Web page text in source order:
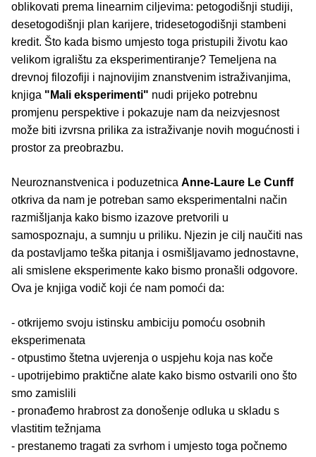
oblikovati prema linearnim ciljevima: petogodišnji studiji,
desetogodišnji plan karijere, tridesetogodišnji stambeni
kredit. Što kada bismo umjesto toga pristupili životu kao
velikom igralištu za eksperimentiranje? Temeljena na
drevnoj filozofiji i najnovijim znanstvenim istraživanjima,
knjiga "Mali eksperimenti" nudi prijeko potrebnu
promjenu perspektive i pokazuje nam da neizvjesnost
može biti izvrsna prilika za istraživanje novih mogućnosti i
prostor za preobrazbu.
Neuroznanstvenica i poduzetnica Anne-Laure Le Cunff
otkriva da nam je potreban samo eksperimentalni način
razmišljanja kako bismo izazove pretvorili u
samospoznaju, a sumnju u priliku. Njezin je cilj naučiti nas
da postavljamo teška pitanja i osmišljavamo jednostavne,
ali smislene eksperimente kako bismo pronašli odgovore.
Ova je knjiga vodič koji će nam pomoći da:
- otkrijemo svoju istinsku ambiciju pomoću osobnih
eksperimenata
- otpustimo štetna uvjerenja o uspjehu koja nas koče
- upotrijebimo praktične alate kako bismo ostvarili ono što
smo zamislili
- pronađemo hrabrost za donošenje odluka u skladu s
vlastitim težnjama
- prestanemo tragati za svrhom i umjesto toga počnemo